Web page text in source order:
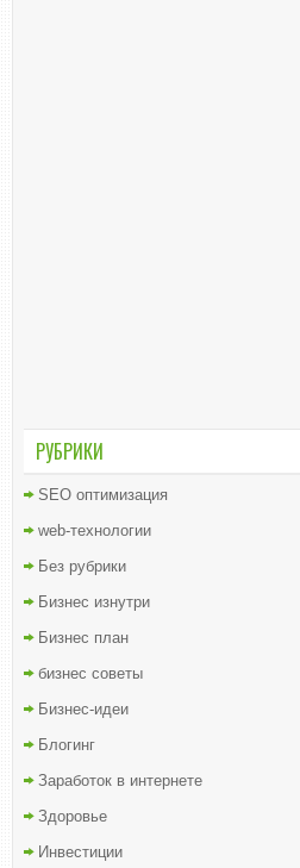
РУБРИКИ
SEO оптимизация
web-технологии
Без рубрики
Бизнес изнутри
Бизнес план
бизнес советы
Бизнес-идеи
Блогинг
Заработок в интернете
Здоровье
Инвестиции